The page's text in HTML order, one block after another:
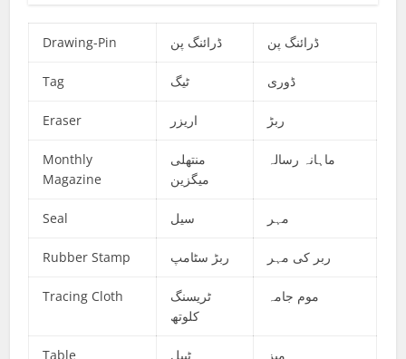
Drawing-Pin ڈرائنگ پن ڈرائنگ پن
Tag ٹیگ ڈوری
Eraser اریزر ربڑ
Monthly
Magazine
منتھلی
میگزین
ماہانہ رسالہ
Seal سیل مہر
Rubber Stamp ربڑ سٹامپ ربر کی مہر
Tracing Cloth
ٹریسنگ
کلوتھ
موم جامہ
Table ٹیبل میز